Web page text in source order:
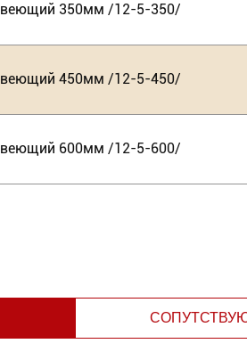
350мм /12-5-350/
450мм /12-5-450/
600мм /12-5-600/